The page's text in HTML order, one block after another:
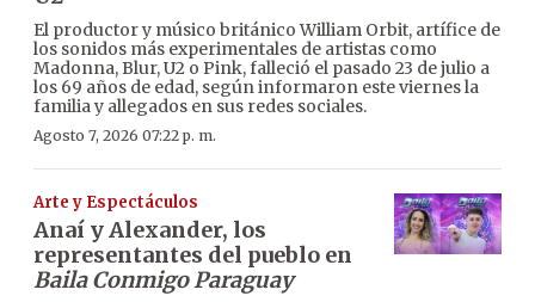
El productor y músico británico William Orbit, artífice de
los sonidos más experimentales de artistas como
Madonna, Blur, U2 o Pink, falleció el pasado 23 de julio a
los 69 años de edad, según informaron este viernes la
familia y allegados en sus redes sociales.
Agosto 7, 2026 07:22 p. m.
Arte y Espectáculos
Anaí y Alexander, los
representantes del pueblo en
Baila Conmigo Paraguay